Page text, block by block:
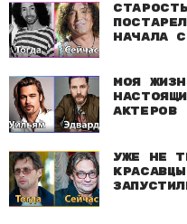
начала
Моя
актеров
Уже не